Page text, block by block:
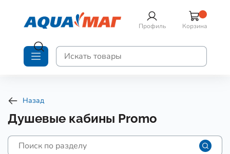
Профиль Корзина
Назад
Душевые кабины Promo